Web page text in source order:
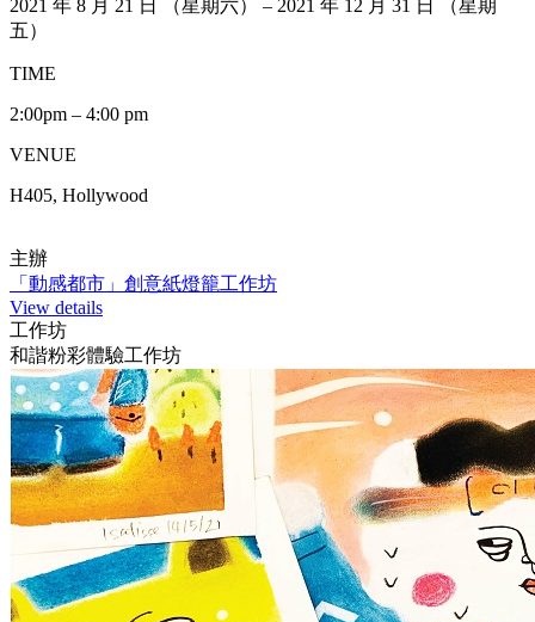
2021 年 8 月 21 日 （星期六） – 2021 年 12 月 31 日 （星期
五）
TIME
2:00pm – 4:00 pm
VENUE
H405, Hollywood
主辦
「動感都市」創意紙燈籠工作坊
View details
工作坊
和諧粉彩體驗工作坊